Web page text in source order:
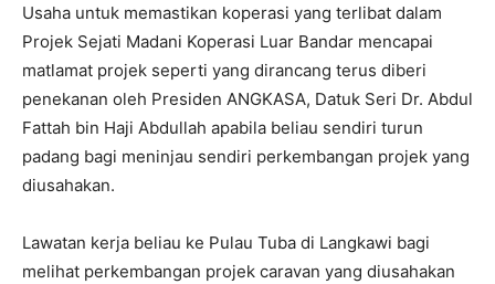
Usaha untuk memastikan koperasi yang terlibat dalam
Projek Sejati Madani Koperasi Luar Bandar mencapai
matlamat projek seperti yang dirancang terus diberi
penekanan oleh Presiden ANGKASA, Datuk Seri Dr. Abdul
Fattah bin Haji Abdullah apabila beliau sendiri turun
padang bagi meninjau sendiri perkembangan projek yang
diusahakan.
Lawatan kerja beliau ke Pulau Tuba di Langkawi bagi
melihat perkembangan projek caravan yang diusahakan